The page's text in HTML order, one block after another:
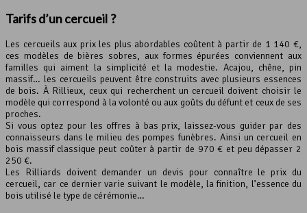
Tarifs d’un cercueil ?
Les cercueils aux prix les plus abordables coûtent à partir de 1 140 €,
ces modèles de bières sobres, aux formes épurées conviennent aux
familles qui aiment la simplicité et la modestie. Acajou, chêne, pin
massif… les cercueils peuvent être construits avec plusieurs essences
de bois. À Rillieux, ceux qui recherchent un cercueil doivent choisir le
modèle qui correspond à la volonté ou aux goûts du défunt et ceux de ses
proches.
Si vous optez pour les offres à bas prix, laissez-vous guider par des
connaisseurs dans le milieu des pompes funèbres. Ainsi un cercueil en
bois massif classique peut coûter à partir de 970 € et peu dépasser 2
250 €.
Les Rilliards doivent demander un devis pour connaître le prix du
cercueil, car ce dernier varie suivant le modèle, la finition, l’essence du
bois utilisé le type de cérémonie…